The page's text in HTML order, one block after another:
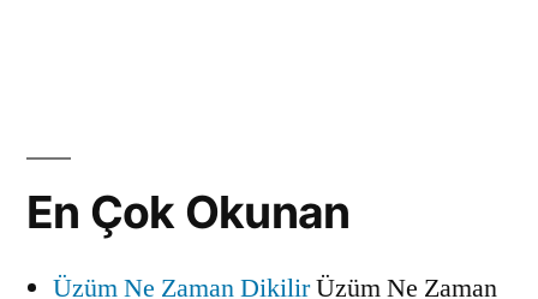
En Çok Okunan
Üzüm Ne Zaman DikilirÜzüm Ne Zaman